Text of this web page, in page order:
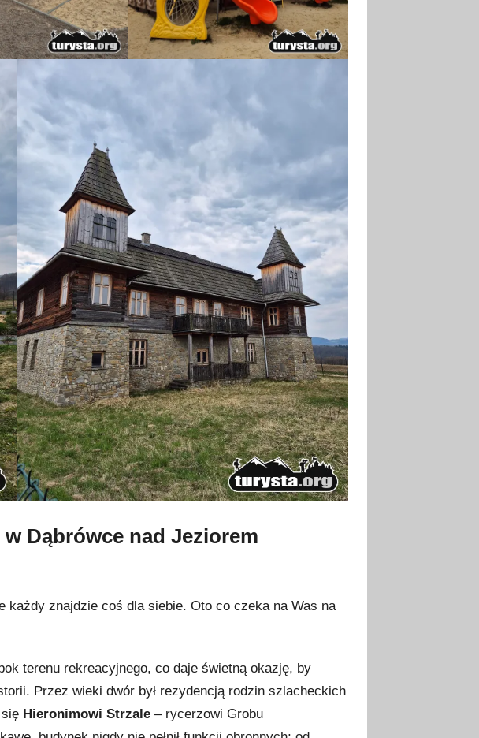
Dąbrówce nad Jeziorem
każdy znajdzie coś dla siebie. Oto co czeka na Was na
terenu rekreacyjnego, co daje świetną okazję, by
Przez wieki dwór był rezydencją rodzin szlacheckich
Hieronimowi Strzale – rycerzowi Grobu